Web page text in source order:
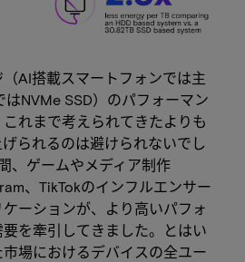
AI搭載スマートフォンでは主
はNVMe SSD）のパフォーマン
れまで考えられてきたよりも
られるのは避けられないでし
、ゲームやメディア制作
、TikTokのインフルエンサー
ーションが、より高いパフォ
を牽引してきました。とはい
場におけるデバイスの全ユー